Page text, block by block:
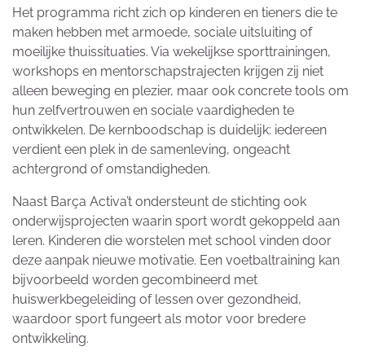
Het programma richt zich op kinderen en tieners die te
maken hebben met armoede, sociale uitsluiting of
moeilijke thuissituaties. Via wekelijkse sporttrainingen,
workshops en mentorschapstrajecten krijgen zij niet
alleen beweging en plezier, maar ook concrete tools om
hun zelfvertrouwen en sociale vaardigheden te
ontwikkelen. De kernboodschap is duidelijk: iedereen
verdient een plek in de samenleving, ongeacht
achtergrond of omstandigheden.
Naast Barça Activa’t ondersteunt de stichting ook
onderwijsprojecten waarin sport wordt gekoppeld aan
leren. Kinderen die worstelen met school vinden door
deze aanpak nieuwe motivatie. Een voetbaltraining kan
bijvoorbeeld worden gecombineerd met
huiswerkbegeleiding of lessen over gezondheid,
waardoor sport fungeert als motor voor bredere
ontwikkeling.